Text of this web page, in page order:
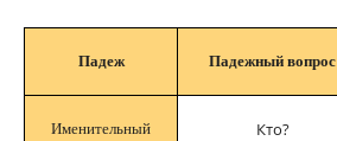
Падеж Падежный вопрос
Именительный Кто?